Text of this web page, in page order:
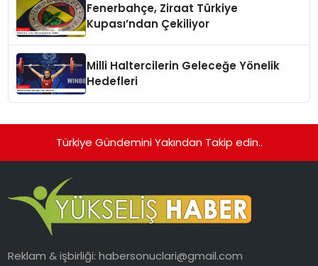
Fenerbahçe, Ziraat Türkiye
Kupası’ndan Çekiliyor
Milli Haltercilerin Geleceğe Yönelik
Hedefleri
Türkiye Gündemini Yakından Takip edin..
Reklam & işbirliği:habersonuclari@gmail.com